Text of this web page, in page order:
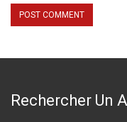
Rechercher Un